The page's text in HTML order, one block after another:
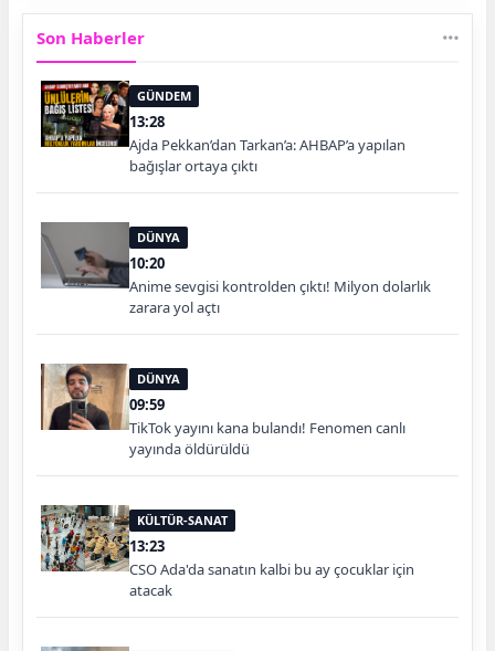
Son Haberler
GÜNDEM
13:28
Ajda Pekkan’dan Tarkan’a: AHBAP’a yapılan
bağışlar ortaya çıktı
DÜNYA
10:20
Anime sevgisi kontrolden çıktı! Milyon dolarlık
zarara yol açtı
DÜNYA
09:59
TikTok yayını kana bulandı! Fenomen canlı
yayında öldürüldü
KÜLTÜR-SANAT
13:23
CSO Ada'da sanatın kalbi bu ay çocuklar için
atacak